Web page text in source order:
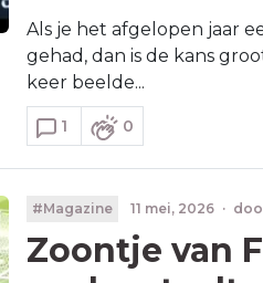
Als je het afgelopen jaar
gehad, dan is de kans
keer beelde...
1 0
#Magazine 11 mei, 2026 ·
Zoontje van